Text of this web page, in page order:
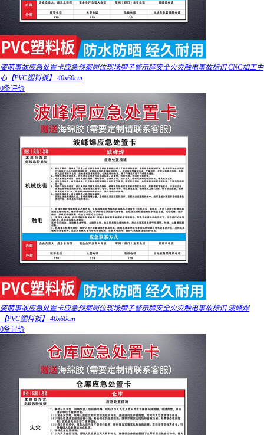
姿萌事故应急处置卡应急预案岗位现场牌子警示牌安全火灾触电事故标识 CNC加工中
心【PVC塑料板】 40x60cm
0条评价
姿萌事故应急处置卡应急预案岗位现场牌子警示牌安全火灾触电事故标识 波峰焊
【PVC塑料板】 40x60cm
0条评价